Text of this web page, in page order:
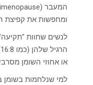
ומחפשות את קפיצת
לנשים שחוות
או אחוזי השומן
למי שנלחמות בשומן